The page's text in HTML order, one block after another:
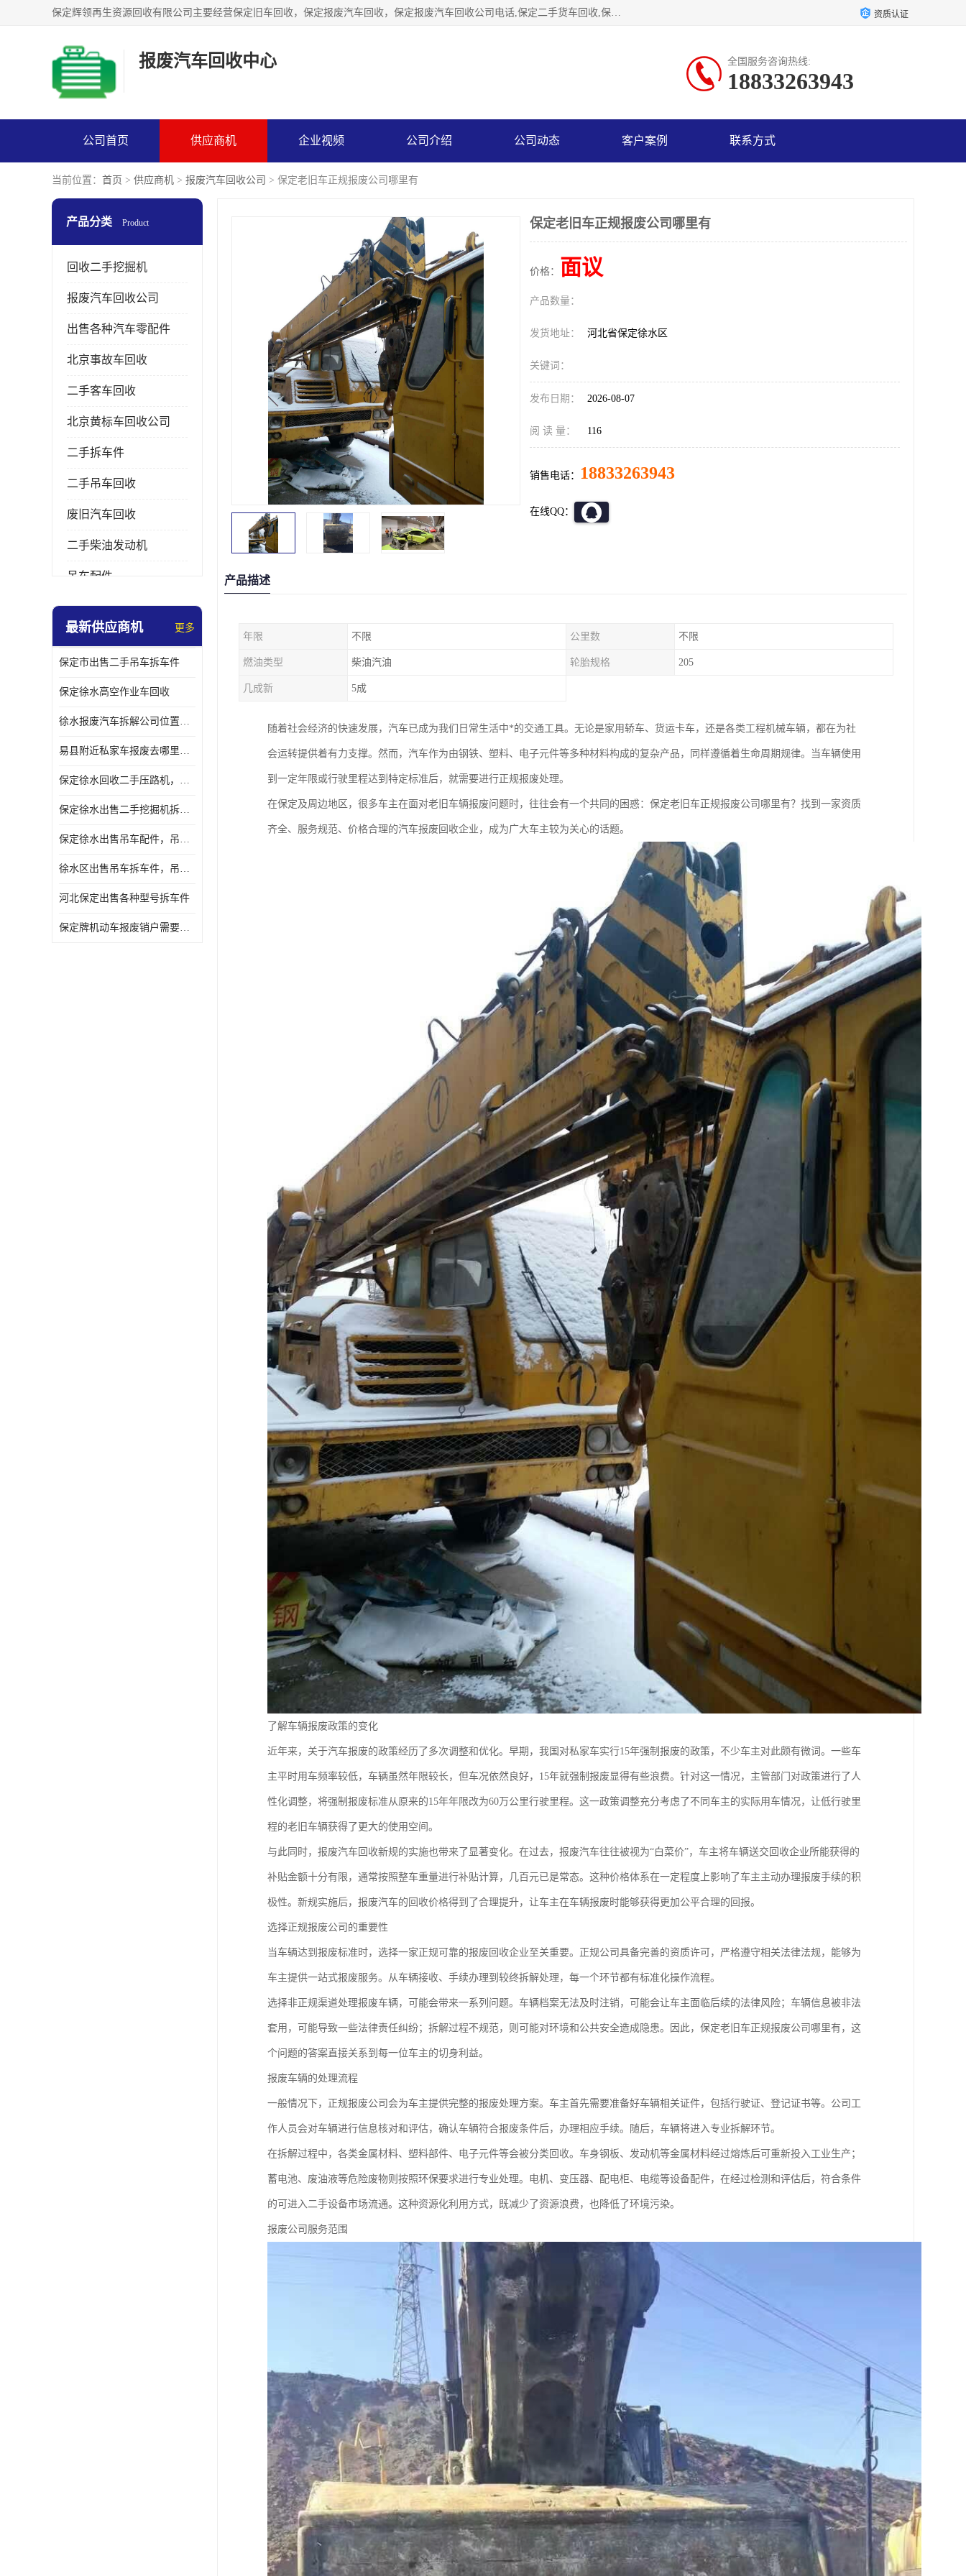
保定辉领再生资源回收有限公司主要经营保定旧车回收，保定报废汽车回收，保定报废汽车回收公司电话,保定二手货车回收,保定黄标车回收, 保定黄标车回收，保定哪里收报废车，保定废旧汽车回收，保定汽车报废手续办理，保定汽车解体厂。将通过采取区域限行促进淘汰、经济补助激励新、加大上路*法处罚、加强达标排放监管等综合措施，对老旧机动车逐步实行末位淘汰，加快老旧机动车淘汰新 资质认证
报废汽车回收中心 全国服务咨询热线:
18833263943
公司首页 供应商机 企业视频 公司介绍 公司动态 客户案例 联系方式
当前位置： 首页 > 供应商机 > 报废汽车回收公司 > 保定老旧车正规报废公司哪里有
产品分类 Product
回收二手挖掘机
报废汽车回收公司
出售各种汽车零配件
北京事故车回收
二手客车回收
北京黄标车回收公司
二手拆车件
二手吊车回收
废旧汽车回收
二手柴油发动机
吊车配件
挖掘机拆车件
最新供应商机 更多
保定市出售二手吊车拆车件
保定徐水高空作业车回收
徐水报废汽车拆解公司位置，出售二手拆车件发动机
易县附近私家车报废去哪里，咨询车辆销户流程电话
保定徐水回收二手压路机，压路机拆解市场在哪
保定徐水出售二手挖掘机拆车件，挖掘机配件，液压件出售
保定徐水出售吊车配件，吊车拆车件出售
徐水区出售吊车拆车件，吊车液压件，吊车发动机变速箱出售
河北保定出售各种型号拆车件
保定牌机动车报废销户需要带哪些手续，流程咨询
保定老旧车正规报废公司哪里有
价格： 面议
产品数量：
发货地址： 河北省保定徐水区
关键词：
发布日期： 2026-08-07
阅 读 量： 116
销售电话： 18833263943
在线QQ：
产品描述
年限 不限 公里数 不限
燃油类型 柴油汽油 轮胎规格 205
几成新 5成
随着社会经济的快速发展，汽车已成为我们日常生活中*的交通工具。无论是家用轿车、货运卡车，还是各类工程机械车辆，都在为社
会运转提供着有力支撑。然而，汽车作为由钢铁、塑料、电子元件等多种材料构成的复杂产品，同样遵循着生命周期规律。当车辆使用
到一定年限或行驶里程达到特定标准后，就需要进行正规报废处理。
在保定及周边地区，很多车主在面对老旧车辆报废问题时，往往会有一个共同的困惑：保定老旧车正规报废公司哪里有？找到一家资质
齐全、服务规范、价格合理的汽车报废回收企业，成为广大车主较为关心的话题。
了解车辆报废政策的变化
近年来，关于汽车报废的政策经历了多次调整和优化。早期，我国对私家车实行15年强制报废的政策，不少车主对此颇有微词。一些车
主平时用车频率较低，车辆虽然年限较长，但车况依然良好，15年就强制报废显得有些浪费。针对这一情况，主管部门对政策进行了人
性化调整，将强制报废标准从原来的15年年限改为60万公里行驶里程。这一政策调整充分考虑了不同车主的实际用车情况，让低行驶里
程的老旧车辆获得了更大的使用空间。
与此同时，报废汽车回收新规的实施也带来了显著变化。在过去，报废汽车往往被视为“白菜价”，车主将车辆送交回收企业所能获得的
补贴金额十分有限，通常按照整车重量进行补贴计算，几百元已是常态。这种价格体系在一定程度上影响了车主主动办理报废手续的积
极性。新规实施后，报废汽车的回收价格得到了合理提升，让车主在车辆报废时能够获得更加公平合理的回报。
选择正规报废公司的重要性
当车辆达到报废标准时，选择一家正规可靠的报废回收企业至关重要。正规公司具备完善的资质许可，严格遵守相关法律法规，能够为
车主提供一站式报废服务。从车辆接收、手续办理到较终拆解处理，每一个环节都有标准化操作流程。
选择非正规渠道处理报废车辆，可能会带来一系列问题。车辆档案无法及时注销，可能会让车主面临后续的法律风险；车辆信息被非法
套用，可能导致一些法律责任纠纷；拆解过程不规范，则可能对环境和公共安全造成隐患。因此，保定老旧车正规报废公司哪里有，这
个问题的答案直接关系到每一位车主的切身利益。
报废车辆的处理流程
一般情况下，正规报废公司会为车主提供完整的报废处理方案。车主首先需要准备好车辆相关证件，包括行驶证、登记证书等。公司工
作人员会对车辆进行信息核对和评估，确认车辆符合报废条件后，办理相应手续。随后，车辆将进入专业拆解环节。
在拆解过程中，各类金属材料、塑料部件、电子元件等会被分类回收。车身钢板、发动机等金属材料经过熔炼后可重新投入工业生产；
蓄电池、废油液等危险废物则按照环保要求进行专业处理。电机、变压器、配电柜、电缆等设备配件，在经过检测和评估后，符合条件
的可进入二手设备市场流通。这种资源化利用方式，既减少了资源浪费，也降低了环境污染。
报废公司服务范围